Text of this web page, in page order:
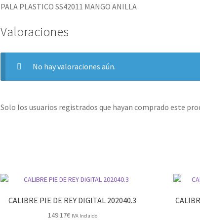
PALA PLASTICO SS42011 MANGO ANILLA
Valoraciones
No hay valoraciones aún.
Solo los usuarios registrados que hayan comprado este
CALIBRE PIE DE REY DIGITAL 202040.3
149.17€ IVA Incluido